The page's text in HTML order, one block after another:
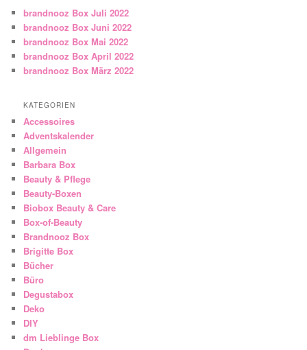
brandnooz Box Juli 2022
brandnooz Box Juni 2022
brandnooz Box Mai 2022
brandnooz Box April 2022
brandnooz Box März 2022
KATEGORIEN
Accessoires
Adventskalender
Allgemein
Barbara Box
Beauty & Pflege
Beauty-Boxen
Biobox Beauty & Care
Box-of-Beauty
Brandnooz Box
Brigitte Box
Bücher
Büro
Degustabox
Deko
DIY
dm Lieblinge Box